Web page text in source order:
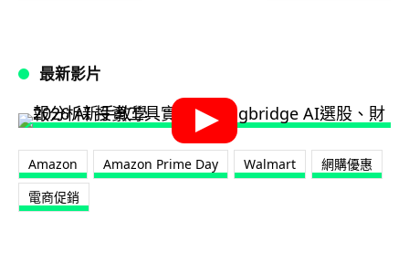
最新影片
Amazon Amazon Prime Day Walmart
網購優惠
電商促銷